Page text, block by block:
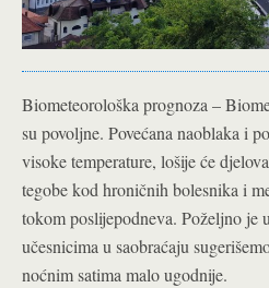
Biometeorološka prognoza –
su povoljne. Povećana naoblaka i
visoke temperature, lošije će
tegobe kod hroničnih bolesnika i
tokom poslijepodneva. Poželjno je
učesnicima u saobraćaju
noćnim satima malo ugodnije.